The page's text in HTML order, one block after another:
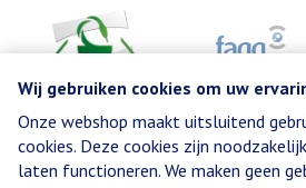
Wij gebruiken cookies om uw
Onze webshop maakt uitsluitend
cookies. Deze cookies zijn
laten functioneren. We maken geen
Juridische links